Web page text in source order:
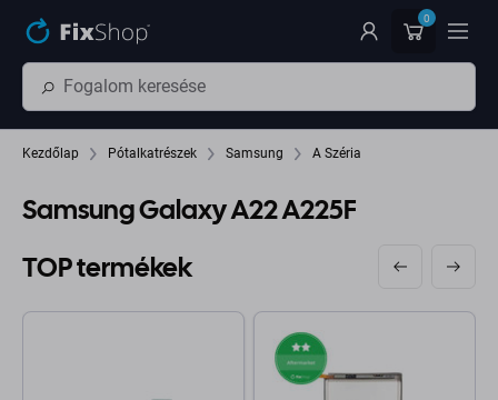
0
Kezdőlap Pótalkatrészek Samsung A Széria
Samsung Galaxy A22 A225F
TOP termékek